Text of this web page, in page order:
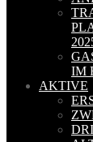
IM
AKTIVE